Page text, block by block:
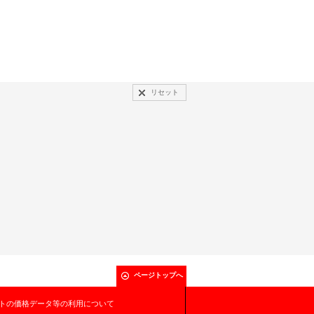
リセット
ページトップへ
の価格データ等の利用について